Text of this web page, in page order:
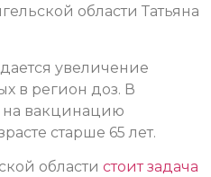
области Татьяна
увеличение
в регион доз. В
на вакцинацию
старше 65 лет.
области стоит задача